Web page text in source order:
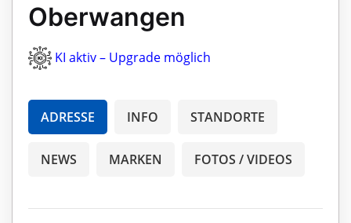
Oberwangen
KI aktiv – Upgrade möglich
ADRESSE INFO STANDORTE
NEWS MARKEN FOTOS / VIDEOS